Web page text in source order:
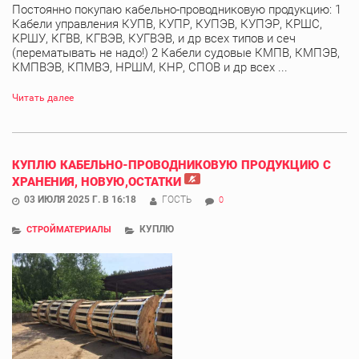
Постоянно покупаю кабельно-проводниковую продукцию: 1
Кабели управления КУПВ, КУПР, КУПЭВ, КУПЭР, КРШС,
КРШУ, КГВВ, КГВЭВ, КУГВЭВ, и др всех типов и сеч
(перематывать не надо!) 2 Кабели судовые КМПВ, КМПЭВ,
КМПВЭВ, КПМВЭ, НРШМ, КНР, СПОВ и др всех ...
Читать далее
КУПЛЮ КАБЕЛЬНО-ПРОВОДНИКОВУЮ ПРОДУКЦИЮ С
ХРАНЕНИЯ, НОВУЮ,ОСТАТКИ
03 ИЮЛЯ 2025 Г. В 16:18 ГОСТЬ 0
СТРОЙМАТЕРИАЛЫ КУПЛЮ